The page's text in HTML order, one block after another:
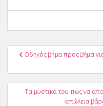
Πλοήγηση
Οδηγός βήμα προς βήμα
Τα μυστικά του πώς να
απώλεια